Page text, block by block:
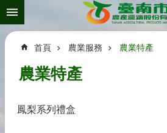
跳到主要內容區塊
搜
尋
進
關
首頁 農業服務 農業特產
農業特產
鳳梨系列禮盒